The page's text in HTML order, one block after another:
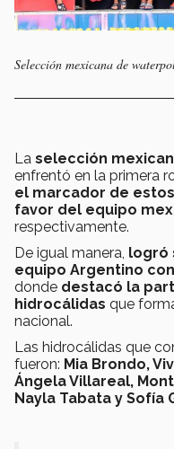
Selección mexicana de
La selección
enfrentó en la primera
el marcador de
favor del equipo
respectivamente.
De igual manera, logró
equipo Argentino
donde destacó la
hidrocálidas que
nacional.
Las hidrocálidas que
fueron: Mia Brondo,
Ángela Villareal,
Nayla Tabata y Sofía